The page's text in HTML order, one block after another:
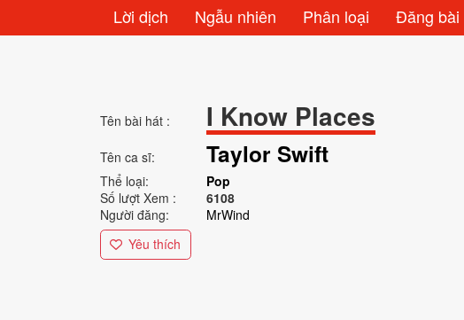
Lời dịch Ngẫu nhiên Phân loại Đăng bài
Tên bài hát : I Know Places
Tên ca sĩ: Taylor Swift
Thể loại:
Pop
Số lượt Xem :
6108
Người đăng:
MrWind
Yêu thích